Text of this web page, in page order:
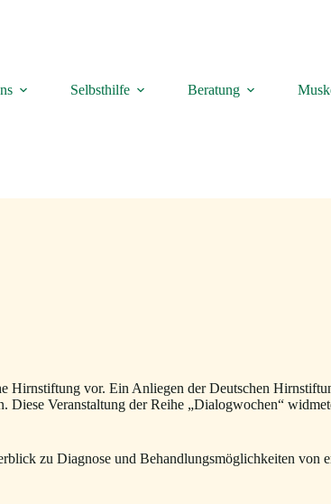
Selbsthilfe Beratung
Hirnstiftung vor. Ein Anliegen der Deutschen
Veranstaltung der Reihe „Dialogwochen“
zu Diagnose und Behandlungsmöglichkeiten